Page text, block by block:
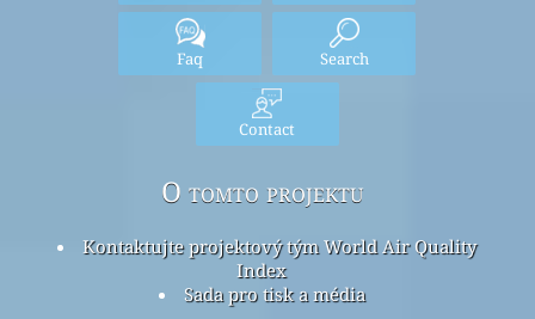
Faq Search
Contact
O tomto projektu
Kontaktujte projektový tým World Air Quality
Index
Sada pro tisk a média